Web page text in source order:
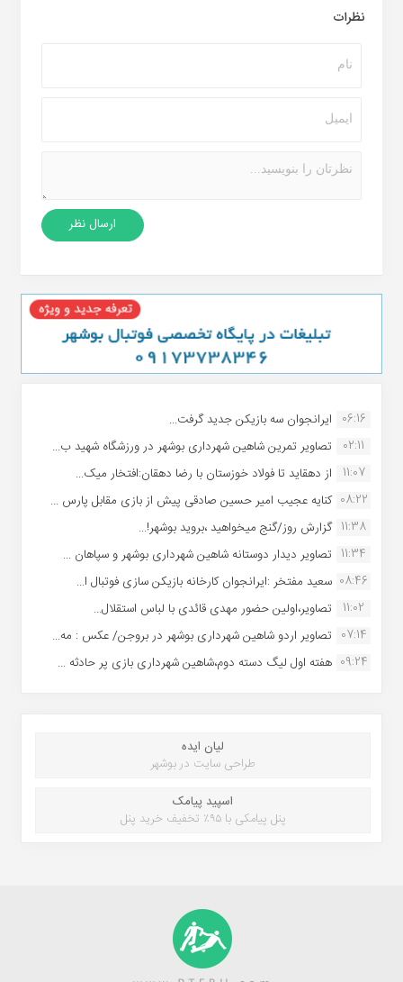
نظرات
06:16 ایرانجوان سه بازیکن جدید گرفت...
02:11
تصاویر تمرین شاهین شهردارى بوشهر در ورزشگاه شهید ب...
11:07
از دهقاید تا فولاد خوزستان با رضا دهقان:افتخار میک...
08:22 کنایه عجیب امیر حسین صادقی پیش از بازی مقابل پارس ...
11:38 گزارش روز/گنج میخواهید ،بروید بوشهر!...
11:34 تصاویر دیدار دوستانه شاهین شهردارى بوشهر و سپاهان ...
08:46 سعید مفتخر :ایرانجوان کارخانه بازیکن سازی فوتبال ا...
11:02
تصاویر،اولین حضور مهدی قائدی با لباس استقلال...
07:14 تصاویر اردو شاهین شهرداری بوشهر در بروجن/ عکس : مه...
09:24 هفته اول لیگ دسته دوم،شاهین شهرداری بازی پر حادثه ...
لیان ایده
طراحی سایت در بوشهر
اسپید پیامک
پنل پیامکی با ۹۵٪ تخفیف خرید پنل